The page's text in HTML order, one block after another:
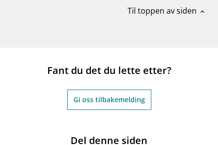
Til toppen av siden expand_less
Fant du det du lette etter?
Gi oss tilbakemelding
Del denne siden